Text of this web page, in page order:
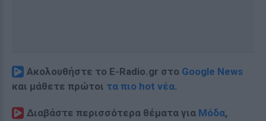
Ακολουθήστε το E-Radio.gr στο Google News
και μάθετε πρώτοι τα πιο hot νέα.
Διαβάστε περισσότερα θέματα για Μόδα,